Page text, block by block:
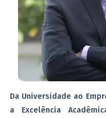
Da Universidade ao
a Excelência